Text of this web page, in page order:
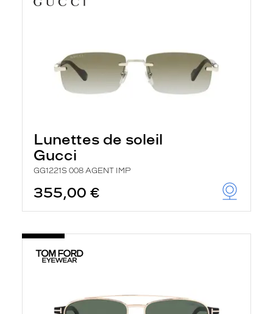
Lunettes de soleil
Gucci
GG1221S 008 AGENT IMP
355,00 €